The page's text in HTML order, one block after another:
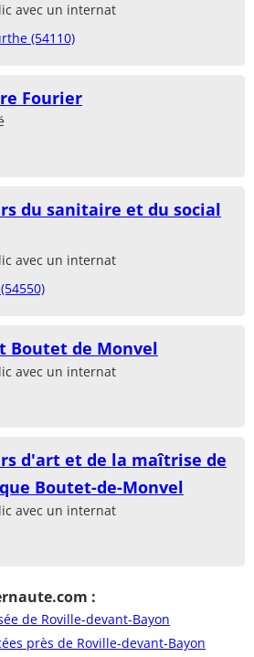
avec un internat
(54110)
Fourier
du sanitaire et du social
avec un internat
Boutet de Monvel
avec un internat
d'art et de la maîtrise de
Boutet-de-Monvel
avec un internat
:
de Roville-devant-Bayon
près de Roville-devant-Bayon